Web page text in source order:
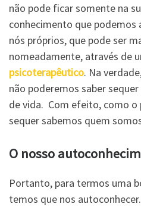
não pode ficar somente na
conhecimento que
nós próprios, que pode ser
nomeadamente, através de
psicoterapêutico. Na
não poderemos saber
de vida. Com efeito, como o
sequer sabemos quem
O nosso
Portanto, para termos uma
temos que nos